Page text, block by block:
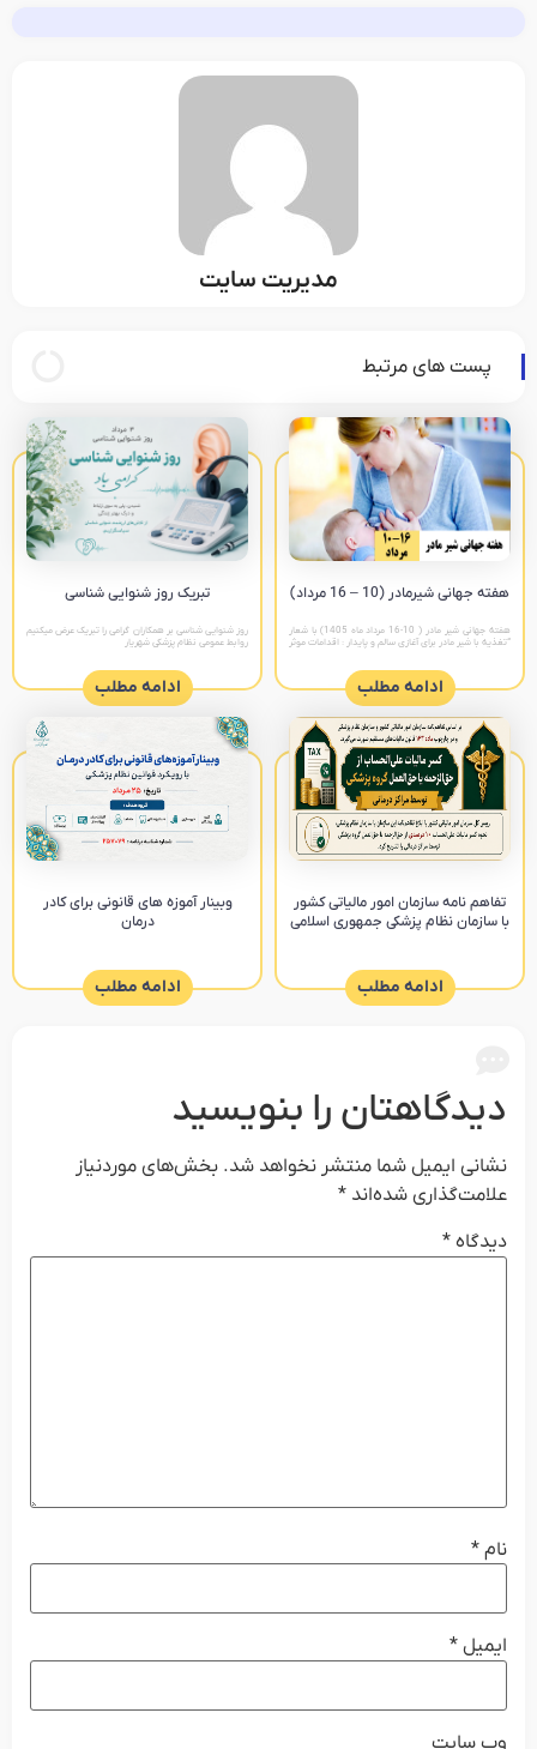
مدیریت سایت
پست های مرتبط
هفته جهانی شیرمادر (10 – 16 مرداد)
هفته جهانی شیر مادر ( 10-16 مرداد ماه 1405) با شعار
“تغذیه با شیر مادر برای آغازی سالم و پایدار : اقدامات موثر
ادامه مطلب
تبریک روز شنوایی شناسی
روز شنوایی شناسی بر همکاران گرامی را تبریک عرض میکنیم
روابط عمومی نظام پزشکی شهریار
ادامه مطلب
تفاهم نامه سازمان امور مالیاتی کشور
با سازمان نظام پزشکی جمهوری اسلامی
ادامه مطلب
وبینار آموزه های قانونی برای کادر
درمان
ادامه مطلب
دیدگاهتان را بنویسید
نشانی ایمیل شما منتشر نخواهد شد. بخش‌های موردنیاز
علامت‌گذاری شده‌اند *
دیدگاه *
نام *
ایمیل *
وب‌ سایت